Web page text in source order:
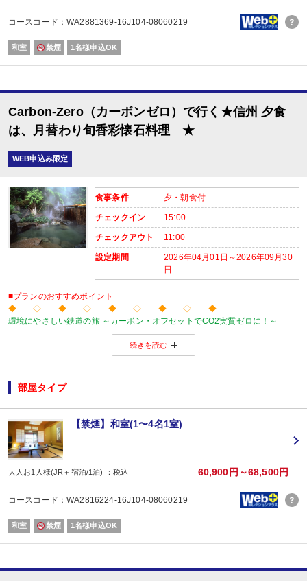
おとな1名＋こども1名ご利用でも、お子様はこども代金でOK♪
※通常「おとな1名＋こども1名」で2名1室ご利用の場合、お子様はおとなと同
場所:
内容:
時間：18：00～21：00 最終開始時間18:45
■朝食
場所:
レストラン（鹿鳴又は白雲）
和定食又は洋定食 ※12/31～1/7は和食のみとなります。
コースコード：WA2881369-16J104-08060219
和室 禁煙 1名様申込OK
Carbon-Zero（カーボンゼロ）で行く★信州 夕食
は、月替わり旬香彩懐石料理 ★
WEB申込み限定
食事条件 夕・朝食付
チェックイン 15:00
チェックアウト 11:00
設定期間
2026年04月01日～2026年09月30
日
■プランのおすすめポイント
◆ ◇ ◆ ◇ ◆ ◇ ◆ ◇ ◆
環境にやさしい鉄道の旅 ～カーボン・オフセットでCO2実質ゼロに！～
当プランの旅行代金にはカーボン・オフセット代金（J-クレジット代金）が含
旅行の移動で排出されるCO2を埋め合わせ（オフセット）出来る仕組みとなっ
※カーボン・オフセットについて、詳しくはこちらをご覧ください。
◆ ◇ ◆ ◇ ◆ ◇ ◆ ◇ ◆
【おたのしみメニュー】
・貸切風呂45分1,000円でご利用ＯＫ（通常45分2,000円／チェックイン時先
・屋内プールご利用ＯＫ（通年）
・誕生日又は賀寿の方はケーキと記念写真付。結婚記念日の方はリキュール酒
※記念日前後二週間が宿泊期間中に含まれる場合に限ります。証明できるも
※予約条件入力の画面でチェックを入れて下さい。
おとな1名＋こども1名ご利用でも、お子様はこども代金でOK♪
※通常「おとな1名＋こども1名」で2名1室ご利用の場合、お子様はおとなと同
場所:
続きを読む
部屋タイプ
【禁煙】和室(1〜4名1室)
大人お1人様(JR＋宿泊/1泊) ：税込 60,900円～68,500円
コースコード：WA2816224-16J104-08060219
和室 禁煙 1名様申込OK